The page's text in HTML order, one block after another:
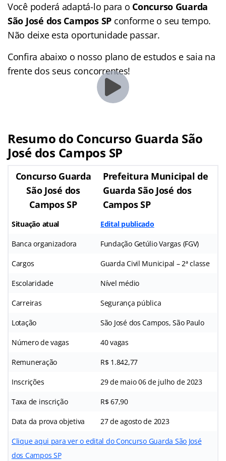
Você poderá adaptá-lo para o Concurso Guarda
São José dos Campos SP conforme o seu tempo.
Não deixe esta oportunidade passar.
Confira abaixo o nosso plano de estudos e saia na
frente dos seus concorrentes!
Resumo do Concurso Guarda São
José dos Campos SP
Concurso Guarda
São José dos
Campos SP
Prefeitura Municipal de
Guarda São José dos
Campos SP
Situação atual Edital publicado
Banca organizadora Fundação Getúlio Vargas (FGV)
Cargos Guarda Civil Municipal – 2ª classe
Escolaridade Nível médio
Carreiras Segurança pública
Lotação São José dos Campos, São Paulo
Número de vagas 40 vagas
Remuneração R$ 1.842,77
Inscrições 29 de maio 06 de julho de 2023
Taxa de inscrição R$ 67,90
Data da prova objetiva 27 de agosto de 2023
Clique aqui para ver o edital do Concurso Guarda São José
dos Campos SP